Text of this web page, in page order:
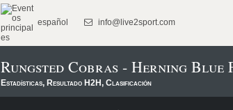
español info@live2sport.com
Rungsted Cobras - Herning Blue
Estadísticas, Resultado H2H, Clasificación